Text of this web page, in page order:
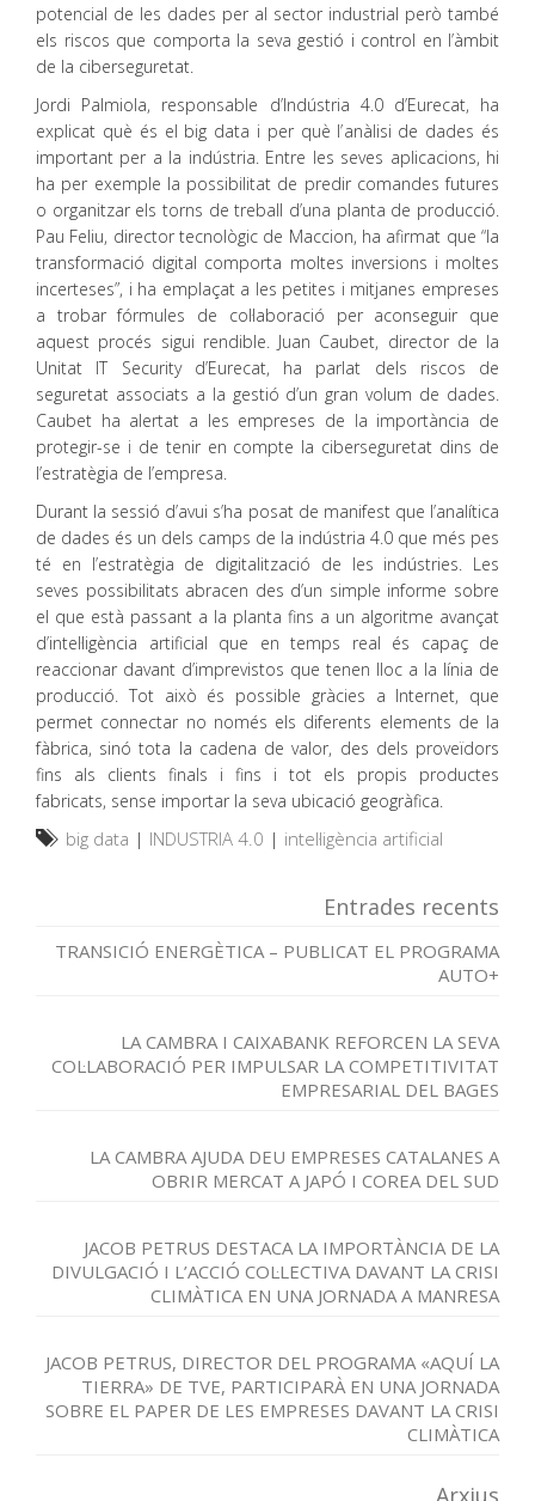
potencial de les dades per al sector industrial però també
els riscos que comporta la seva gestió i control en l’àmbit
de la ciberseguretat.
Jordi Palmiola, responsable d’Indústria 4.0 d’Eurecat, ha
explicat què és el big data i per què l’anàlisi de dades és
important per a la indústria. Entre les seves aplicacions, hi
ha per exemple la possibilitat de predir comandes futures
o organitzar els torns de treball d’una planta de producció.
Pau Feliu, director tecnològic de Maccion, ha afirmat que “la
transformació digital comporta moltes inversions i moltes
incerteses”, i ha emplaçat a les petites i mitjanes empreses
a trobar fórmules de col·laboració per aconseguir que
aquest procés sigui rendible. Juan Caubet, director de la
Unitat IT Security d’Eurecat, ha parlat dels riscos de
seguretat associats a la gestió d’un gran volum de dades.
Caubet ha alertat a les empreses de la importància de
protegir-se i de tenir en compte la ciberseguretat dins de
l’estratègia de l’empresa.
Durant la sessió d’avui s’ha posat de manifest que l’analítica
de dades és un dels camps de la indústria 4.0 que més pes
té en l’estratègia de digitalització de les indústries. Les
seves possibilitats abracen des d’un simple informe sobre
el que està passant a la planta fins a un algoritme avançat
d’intel·ligència artificial que en temps real és capaç de
reaccionar davant d’imprevistos que tenen lloc a la línia de
producció. Tot això és possible gràcies a Internet, que
permet connectar no només els diferents elements de la
fàbrica, sinó tota la cadena de valor, des dels proveïdors
fins als clients finals i fins i tot els propis productes
fabricats, sense importar la seva ubicació geogràfica.
big data | INDUSTRIA 4.0 | intel·ligència artificial
Entrades recents
TRANSICIÓ ENERGÈTICA – PUBLICAT EL PROGRAMA
AUTO+
LA CAMBRA I CAIXABANK REFORCEN LA SEVA
COL·LABORACIÓ PER IMPULSAR LA COMPETITIVITAT
EMPRESARIAL DEL BAGES
LA CAMBRA AJUDA DEU EMPRESES CATALANES A
OBRIR MERCAT A JAPÓ I COREA DEL SUD
JACOB PETRUS DESTACA LA IMPORTÀNCIA DE LA
DIVULGACIÓ I L’ACCIÓ COL·LECTIVA DAVANT LA CRISI
CLIMÀTICA EN UNA JORNADA A MANRESA
JACOB PETRUS, DIRECTOR DEL PROGRAMA «AQUÍ LA
TIERRA» DE TVE, PARTICIPARÀ EN UNA JORNADA
SOBRE EL PAPER DE LES EMPRESES DAVANT LA CRISI
CLIMÀTICA
Arxius